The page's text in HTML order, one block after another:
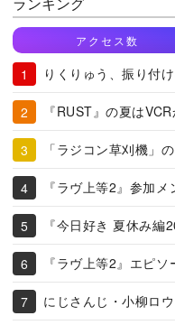
アクセス数
りくりゅう、振り付
『RUST』の夏は
「ラジコン草刈機」
『ラヴ上等2』参加
『今日好き 夏休み編
『ラヴ上等2』エピ
にじさんじ・小柳ロ